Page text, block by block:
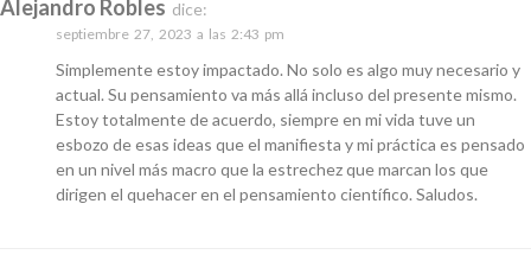
Alejandro Robles dice:
septiembre 27, 2023 a las 2:43 pm
Simplemente estoy impactado. No solo es algo muy necesario y
actual. Su pensamiento va más allá incluso del presente mismo.
Estoy totalmente de acuerdo, siempre en mi vida tuve un
esbozo de esas ideas que el manifiesta y mi práctica es pensado
en un nivel más macro que la estrechez que marcan los que
dirigen el quehacer en el pensamiento científico. Saludos.